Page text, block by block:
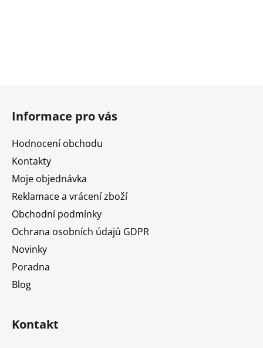
Informace pro vás
Hodnocení obchodu
Kontakty
Moje objednávka
Reklamace a vrácení zboží
Obchodní podmínky
Ochrana osobních údajů GDPR
Novinky
Poradna
Blog
Kontakt